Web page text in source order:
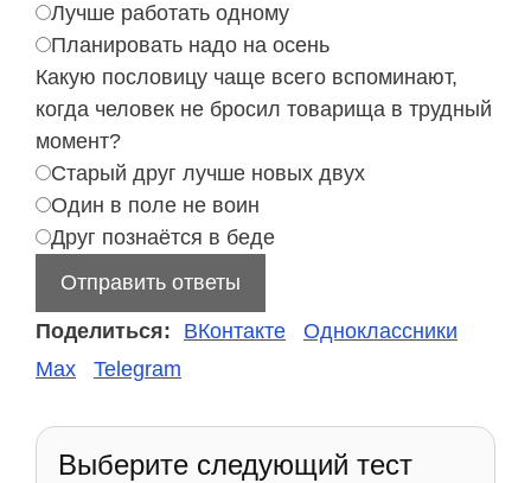
Лучше работать одному
Планировать надо на осень
Какую пословицу чаще всего вспоминают,
когда человек не бросил товарища в трудный
момент?
Старый друг лучше новых двух
Один в поле не воин
Друг познаётся в беде
Отправить ответы
Поделиться: ВКонтакте
Одноклассники
Max
Telegram
Выберите следующий тест